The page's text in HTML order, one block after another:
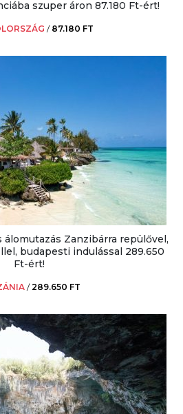
szuper áron 87.180 Ft-ért!
/ 87.180 FT
álomutazás Zanzibárra repülővel,
budapesti indulással 289.650
Ft-ért!
/289.650 FT